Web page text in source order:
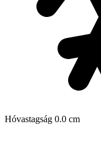
Hóvastagság 0.0 cm